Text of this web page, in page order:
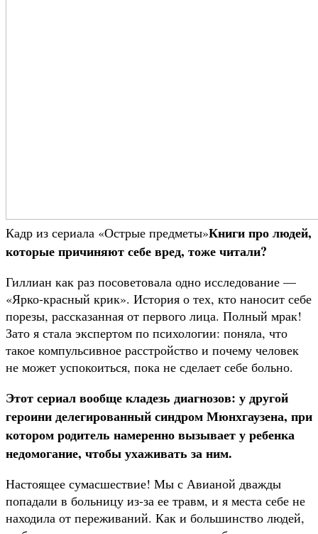
Кадр из сериала «Острые предметы»Книги про людей,
которые причиняют себе вред, тоже читали?
Гиллиан как раз посоветовала одно исследование —
«Ярко-красный крик». История о тех, кто наносит себе
порезы, рассказанная от первого лица. Полный мрак!
Зато я стала экспертом по психологии: поняла, что
такое компульсивное расстройство и почему человек
не может успокоиться, пока не сделает себе больно.
Этот сериал вообще кладезь диаг­нозов: у другой
героини делегированный синдром Мюнхгаузена, при
котором родитель намеренно вызывает у ребенка
недомогание, чтобы ухаживать за ним.
Настоящее сумасшествие! Мы с Авианой дважды
попадали в больницу из-за ее травм, и я места себе не
находила от переживаний. Как и большинство людей,